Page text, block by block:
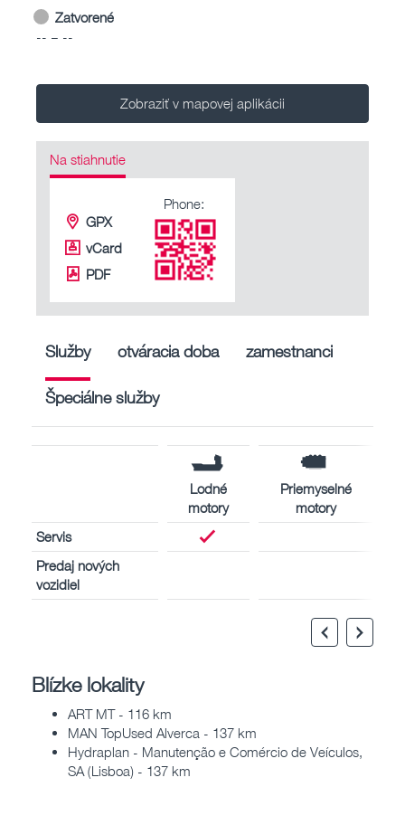
Zatvorené
-- – --
Zobraziť v mapovej aplikácii
Na stiahnutie
GPX
vCard
PDF
Phone:
Služby otváracia doba zamestnanci
Špeciálne služby
Lodné
motory
Priemyselné
motory
Servis
Predaj nových
vozidiel
Blízke lokality
ART MT - 116 km
MAN TopUsed Alverca - 137 km
Hydraplan - Manutenção e Comércio de Veículos,
SA (Lisboa) - 137 km